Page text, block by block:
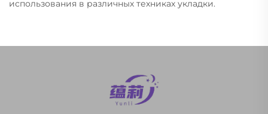
использования в различных техниках укладки.